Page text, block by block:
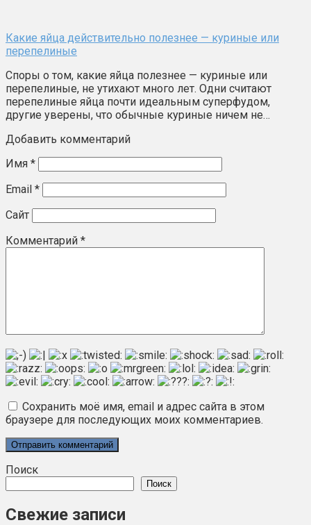
Какие яйца действительно полезнее — куриные или
перепелиные
Споры о том, какие яйца полезнее — куриные или
перепелиные, не утихают много лет. Одни считают
перепелиные яйца почти идеальным суперфудом,
другие уверены, что обычные куриные ничем не…
Добавить комментарий
Имя *
Email *
Сайт
Комментарий *
Сохранить моё имя, email и адрес сайта в этом
браузере для последующих моих комментариев.
Поиск
Поиск
Свежие записи